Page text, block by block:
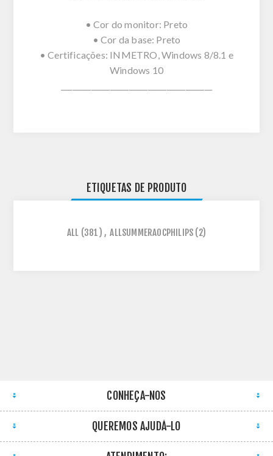
• Cor do monitor: Preto
• Cor da base: Preto
• Certificações: INMETRO, Windows 8/8.1 e
Windows 10
ETIQUETAS DE PRODUTO
ALL (381) , ALLSUMMERAOCPHILIPS (2)
CONHEÇA-NOS
QUEREMOS AJUDÁ-LO